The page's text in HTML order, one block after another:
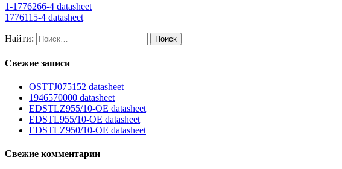
1-1776266-4 datasheet
1776115-4 datasheet
Найти:
Свежие записи
OSTTJ075152 datasheet
1946570000 datasheet
EDSTLZ955/10-OE datasheet
EDSTL955/10-OE datasheet
EDSTLZ950/10-OE datasheet
Свежие комментарии